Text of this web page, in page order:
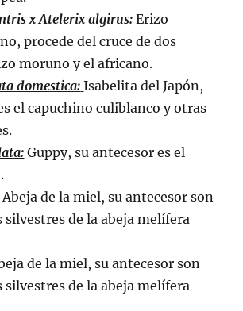
x Atelerix algirus: Erizo
procede del cruce de dos
moruno y el africano.
domestica: Isabelita del Japón,
el capuchino culiblanco y otras
Guppy, su antecesor es el
Abeja de la miel, su antecesor son
silvestres de la abeja melífera
de la miel, su antecesor son
silvestres de la abeja melífera